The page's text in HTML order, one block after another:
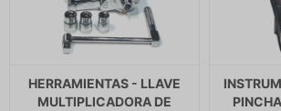
HERRAMIENTAS - LLAVE
MULTIPLICADORA DE